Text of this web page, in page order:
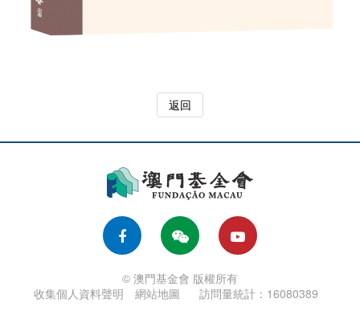
返回
© 澳門基金會 版權所有
收集個人資料聲明
網站地圖 訪問量統計：16080389